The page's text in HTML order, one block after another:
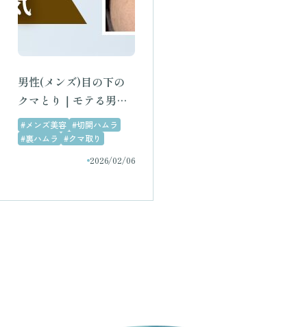
男性(メンズ)目の下の
クマとり｜モテる男は
目元が疲れて見えな
い！
#メンズ美容 #切開ハムラ
#裏ハムラ #クマ取り
2026/02/06